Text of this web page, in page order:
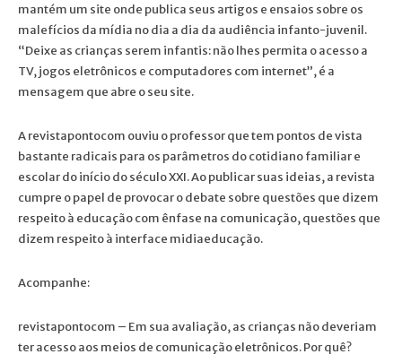
mantém um site onde publica seus artigos e ensaios sobre os
malefícios da mídia no dia a dia da audiência infanto-juvenil.
“Deixe as crianças serem infantis: não lhes permita o acesso a
TV, jogos eletrônicos e computadores com internet”, é a
mensagem que abre o seu site.
A revistapontocom ouviu o professor que tem pontos de vista
bastante radicais para os parâmetros do cotidiano familiar e
escolar do início do século XXI. Ao publicar suas ideias, a revista
cumpre o papel de provocar o debate sobre questões que dizem
respeito à educação com ênfase na comunicação, questões que
dizem respeito à interface midiaeducação.
Acompanhe:
revistapontocom – Em sua avaliação, as crianças não deveriam
ter acesso aos meios de comunicação eletrônicos. Por quê?